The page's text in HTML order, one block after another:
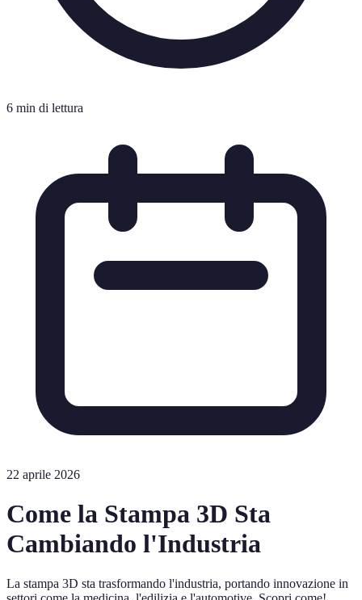
6 min di lettura
22 aprile 2026
Come la Stampa 3D Sta
Cambiando l'Industria
La stampa 3D sta trasformando l'industria, portando innovazione in